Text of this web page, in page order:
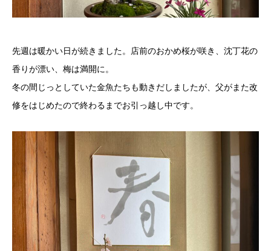
先週は暖かい日が続きました。店前のおかめ桜が咲き、沈丁花の
香りが漂い、梅は満開に。
冬の間じっとしていた金魚たちも動きだしましたが、父がまた改
修をはじめたので終わるまでお引っ越し中です。